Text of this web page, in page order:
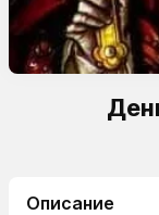
Описание